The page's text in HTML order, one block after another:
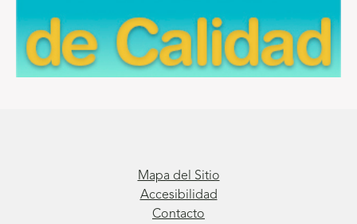
s
:
a
Mapa del Sitio
Accesibilidad
Contacto